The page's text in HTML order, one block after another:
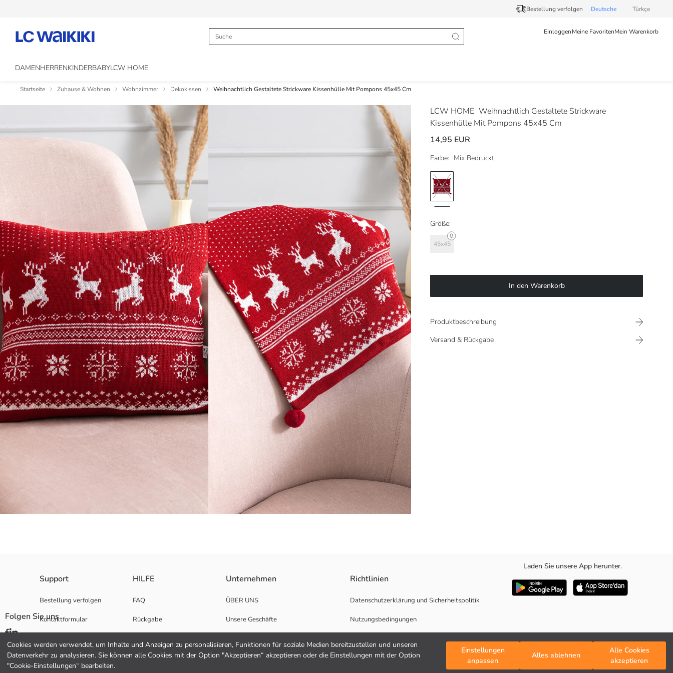
Cookies werden verwendet, um Inhalte und Anzeigen zu personalisieren, Funktionen für soziale Medien bereitzustellen und unseren
Datenverkehr zu analysieren. Sie können alle Cookies mit der Option "Akzeptieren“ akzeptieren oder die Einstellungen mit der Option
"Cookie-Einstellungen“ bearbeiten.
Einstellungen
anpassen
Alles ablehnen
Alle Cookies
akzeptieren
Bestellung verfolgen Deutsche Türkçe
EinloggenMeine FavoritenMein Warenkorb
DAMENHERRENKINDERBABYLCW HOME
Startseite Zuhause & Wohnen Wohnzimmer Dekokissen Weihnachtlich Gestaltete Strickware Kissenhülle Mit Pompons 45x45 Cm
LCW HOME Weihnachtlich Gestaltete Strickware
Kissenhülle Mit Pompons 45x45 Cm
14,95 EUR
Farbe: Mix Bedruckt
Größe:
45x45
In den Warenkorb
Produktbeschreibung
Versand & Rückgabe
Herkunftsland:
Marke:
Geschlecht:
Muster:
Produktgröße:
Kollektion:
Support
Bestellung verfolgen
Kontaktformular
HILFE
FAQ
Rückgabe
Unternehmen
ÜBER UNS
Unsere Geschäfte
Unterstützung für Unternehmen
Richtlinien
Datenschutzerklärung und Sicherheitspolitik
Nutzungsbedingungen
Laden Sie unsere App herunter.
Folgen Sie uns